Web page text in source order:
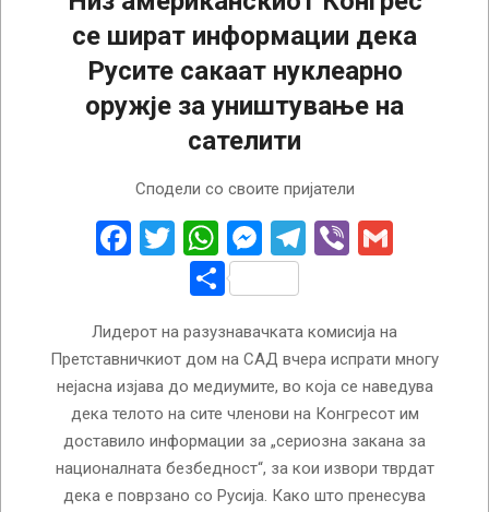
се шират информации дека
Русите сакаат нуклеарно
оружје за уништување на
сателити
Сподели со своите пријатели
Facebook
Twitter
WhatsApp
Messenger
Telegram
Viber
Share
Лидерот на разузнавачката комисија на
Претставничкиот дом на САД вчера испрати многу
нејасна изјава до медиумите, во која се наведува
дека телото на сите членови на Конгресот им
доставило информации за „сериозна закана за
националната безбедност“, за кои извори тврдат
дека е поврзано со Русија. Како што пренесува